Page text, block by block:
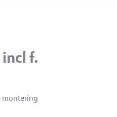
f.
montering